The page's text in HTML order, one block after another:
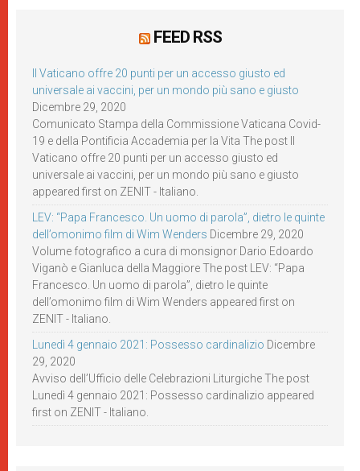
FEED RSS
Il Vaticano offre 20 punti per un accesso giusto ed
universale ai vaccini, per un mondo più sano e giusto
Dicembre 29, 2020
Comunicato Stampa della Commissione Vaticana Covid-
19 e della Pontificia Accademia per la Vita The post Il
Vaticano offre 20 punti per un accesso giusto ed
universale ai vaccini, per un mondo più sano e giusto
appeared first on ZENIT - Italiano.
LEV: “Papa Francesco. Un uomo di parola”, dietro le quinte
dell’omonimo film di Wim Wenders Dicembre 29, 2020
Volume fotografico a cura di monsignor Dario Edoardo
Viganò e Gianluca della Maggiore The post LEV: “Papa
Francesco. Un uomo di parola”, dietro le quinte
dell’omonimo film di Wim Wenders appeared first on
ZENIT - Italiano.
Lunedì 4 gennaio 2021: Possesso cardinalizio Dicembre
29, 2020
Avviso dell’Ufficio delle Celebrazioni Liturgiche The post
Lunedì 4 gennaio 2021: Possesso cardinalizio appeared
first on ZENIT - Italiano.